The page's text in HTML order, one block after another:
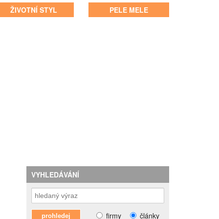
ŽIVOTNÍ STYL PELE MELE
VYHLEDÁVÁNÍ
články
firmy